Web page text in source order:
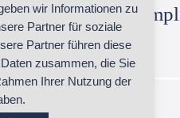
und verzichtet
wir Informationen zu
Partner für soziale
Partner führen diese
zusammen, die Sie
Ihrer Nutzung der